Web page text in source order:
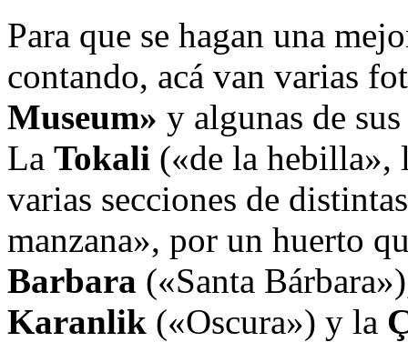
Para que se hagan una
contando, acá van varias
Museum» y algunas de
La Tokali («de la hebilla»,
varias secciones de
manzana», por un huerto
Barbara («Santa
Karanlik («Oscura») y la